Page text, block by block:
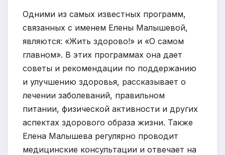
Одними из самых известных программ,
связанных с именем Елены Малышевой,
являются: «Жить здорово!» и «О самом
главном». В этих программах она дает
советы и рекомендации по поддержанию
и улучшению здоровья, рассказывает о
лечении заболеваний, правильном
питании, физической активности и других
аспектах здорового образа жизни. Также
Елена Малышева регулярно проводит
медицинские консультации и отвечает на